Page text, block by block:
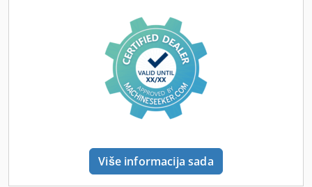
Više informacija sada